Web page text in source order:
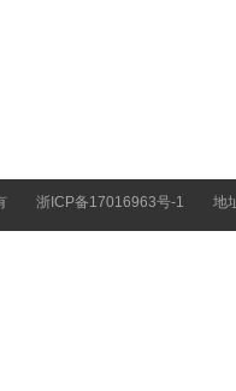
浙ICP备17016963号-1 地